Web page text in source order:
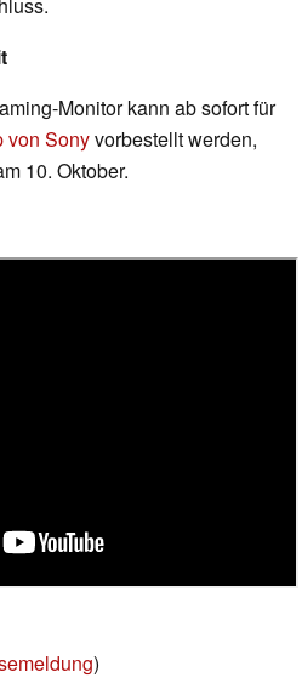
Monitor kann ab sofort für
von Sonyvorbestellt werden,
10. Oktober.
)